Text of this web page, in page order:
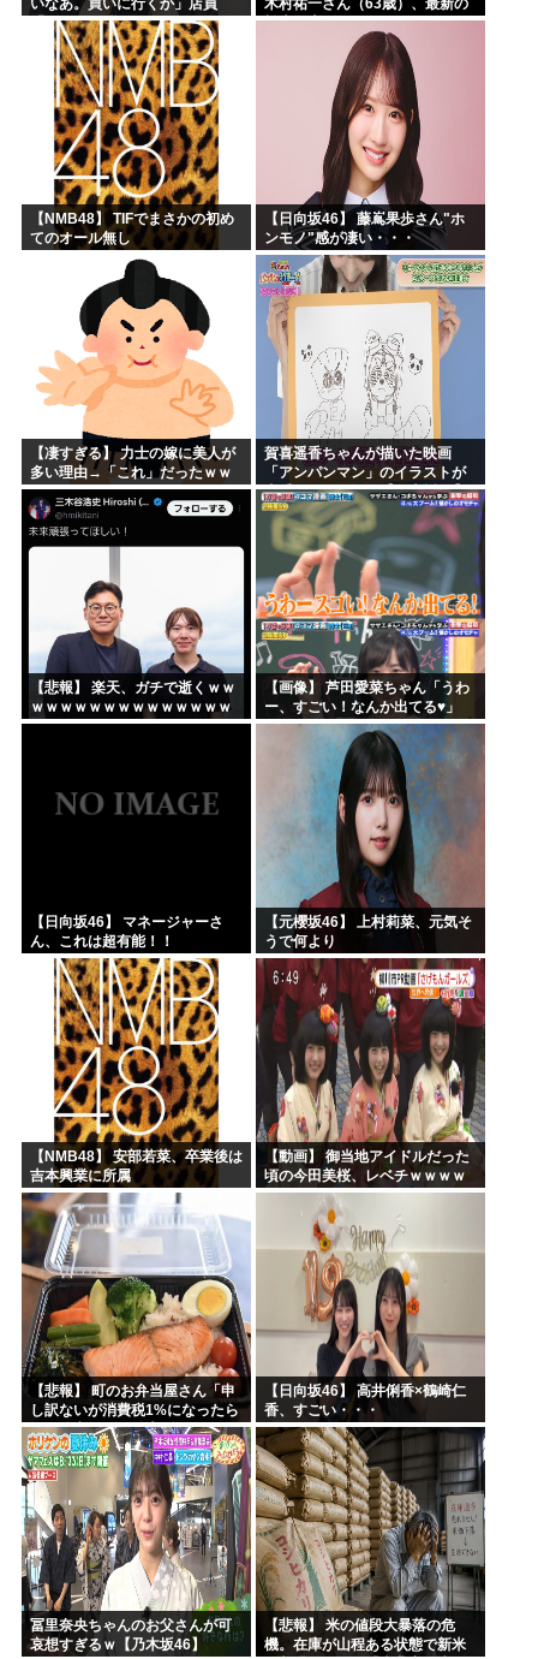
「ほいっ見積もりな！」ワイ
「金額おかしくね？」←お前ら
もそう思うよな？？？？？
松本人志さんとのツーショット
が完全に別人だとネット騒然！
「マジで誰かわからん」...
【NMB48】 TIFでまさかの初め
てのオール無し
【日向坂46】 藤嶌果歩さん"ホ
ンモノ"感が凄い・・・
【凄すぎる】 力士の嫁に美人が
多い理由→「これ」だったｗｗ
ｗｗｗｗｗ
賀喜遥香ちゃんが描いた映画
「アンパンマン」のイラストが
上手すぎる！！！【乃木坂46】
【悲報】 楽天、ガチで逝くｗｗ
ｗｗｗｗｗｗｗｗｗｗｗｗｗｗ
ｗｗｗｗ
【画像】 芦田愛菜ちゃん「うわ
ー、すごい！なんか出てる♥」
【日向坂46】 マネージャーさ
ん、これは超有能！！
【元櫻坂46】 上村莉菜、元気そ
うで何より
【NMB48】 安部若菜、卒業後は
吉本興業に所属
【動画】 御当地アイドルだった
頃の今田美桜、レベチｗｗｗｗ
ｗｗｗｗｗｗｗｗｗｗｗｗｗｗ
【悲報】 町のお弁当屋さん「申
し訳ないが消費税1%になったら
その分商品代を値上げするわ」
【日向坂46】 高井俐香×鶴崎仁
香、すごい・・・
冨里奈央ちゃんのお父さんが可
哀想すぎるｗ【乃木坂46】
【悲報】 米の値段大暴落の危
機。在庫が山程ある状態で新米